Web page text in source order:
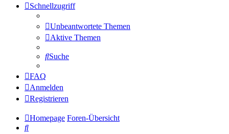
Schnellzugriff
Unbeantwortete Themen
Aktive Themen
Suche
FAQ
Anmelden
Registrieren
Homepage Foren-Übersicht
Suche